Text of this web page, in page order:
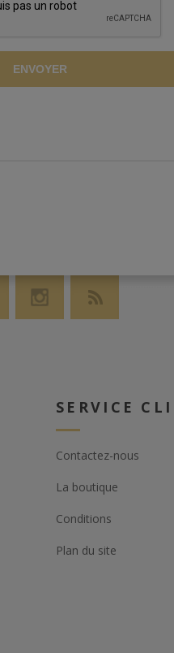
ENVOYER
SERVICE
Contactez-nous
La boutique
Conditions
Plan du site